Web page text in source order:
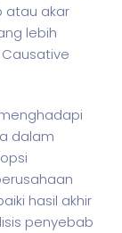
atau akar
lebih
dalam
hasil akhir
penyebab